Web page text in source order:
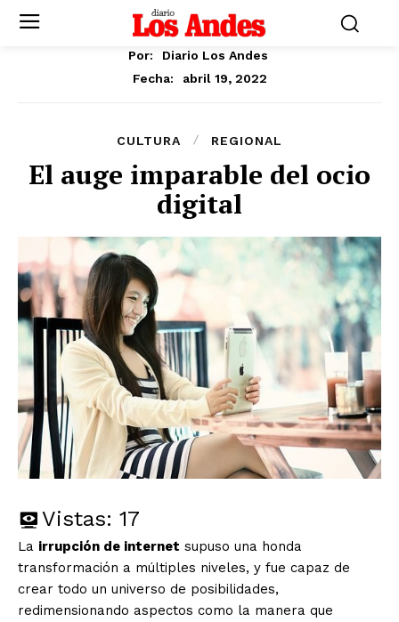
Por:
Diario Los Andes
Fecha:
abril 19, 2022
CULTURA REGIONAL
El auge imparable del ocio
digital
Vistas: 17
La irrupción de internet supuso una honda
transformación a múltiples niveles, y fue capaz de
crear todo un universo de posibilidades,
redimensionando aspectos como la manera que